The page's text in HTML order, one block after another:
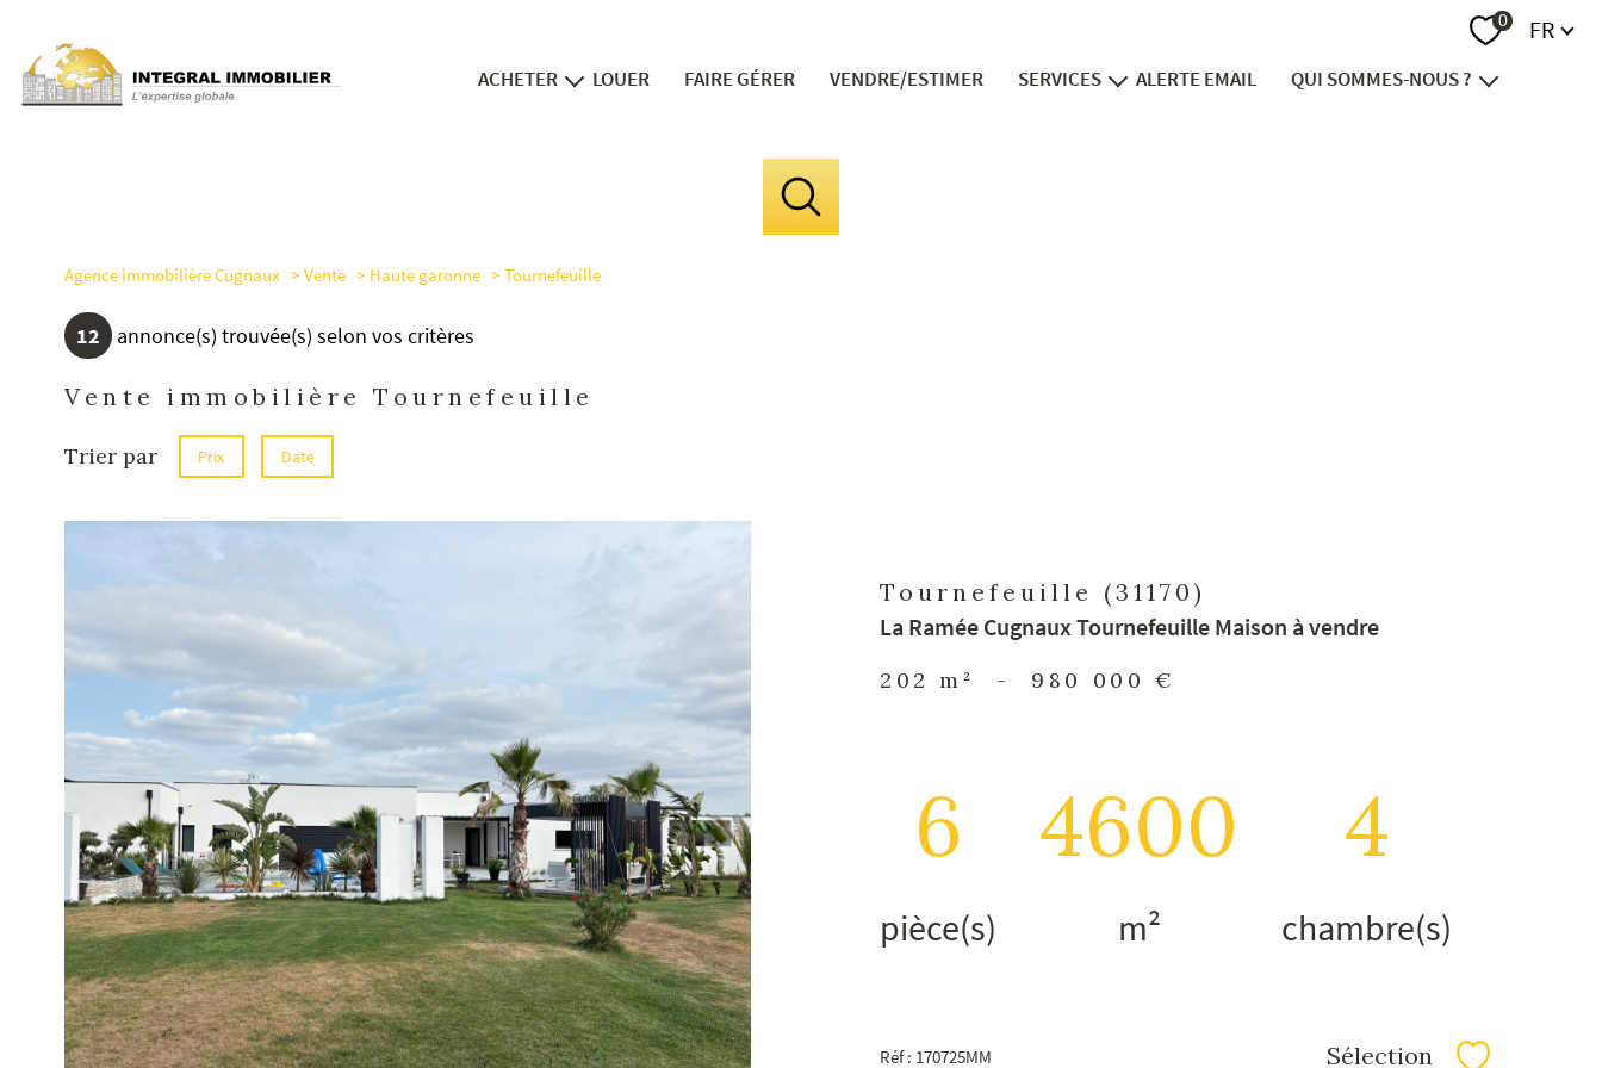
0 Langue
FR
ACHETER LOUER FAIRE GÉRER VENDRE/ESTIMER SERVICES ALERTE EMAIL QUI SOMMES-NOUS ?
Agence immobilière Cugnaux
Vente Haute garonne Tournefeuille
12 annonce(s) trouvée(s) selon vos critères
Vente immobilière Tournefeuille
Trier par Prix Date
voir le
bien
Tournefeuille (31170)
La Ramée Cugnaux Tournefeuille Maison à vendre
202 m² - 980 000 €
6
pièce(s)
4600
m²
4
chambre(s)
Réf : 170725MM Sélection